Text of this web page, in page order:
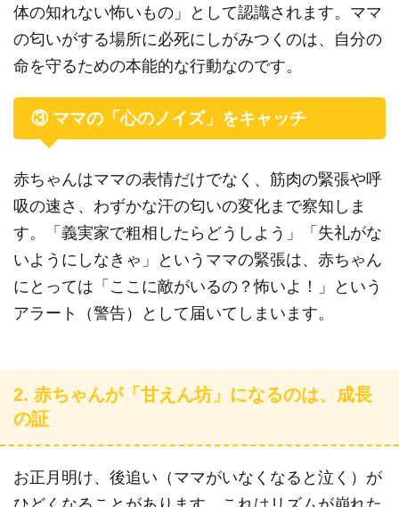
体の知れない怖いもの」として認識されます。ママ
の匂いがする場所に必死にしがみつくのは、自分の
命を守るための本能的な行動なのです。
③ ママの「心のノイズ」をキャッチ
赤ちゃんはママの表情だけでなく、筋肉の緊張や呼
吸の速さ、わずかな汗の匂いの変化まで察知しま
す。「義実家で粗相したらどうしよう」「失礼がな
いようにしなきゃ」というママの緊張は、赤ちゃん
にとっては「ここに敵がいるの？怖いよ！」という
アラート（警告）として届いてしまいます。
2. 赤ちゃんが「甘えん坊」になるのは、成長
の証
お正月明け、後追い（ママがいなくなると泣く）が